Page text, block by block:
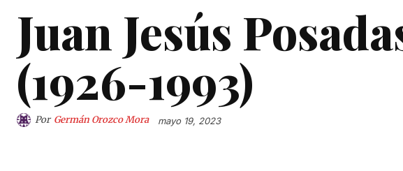
Juan Jesús
(1926-1993)
Por Germán Orozco Mora mayo 19, 2023